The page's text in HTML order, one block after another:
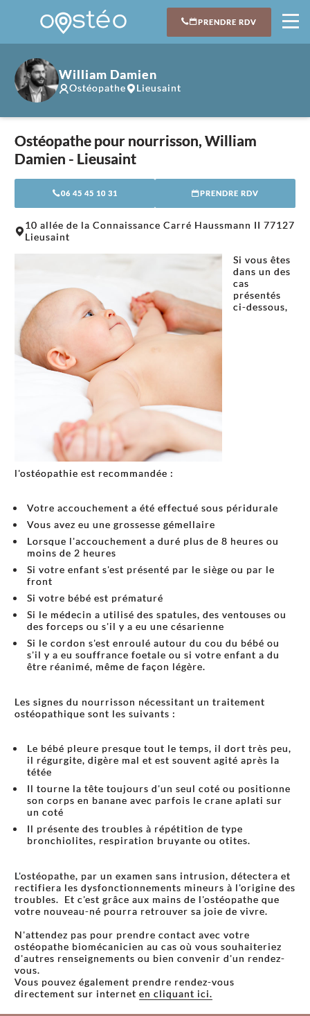
PRENDRE RDV
William Damien
Ostéopathe Lieusaint
Ostéopathe pour nourrisson, William
Damien - Lieusaint
06 45 45 10 31 PRENDRE RDV
+
10 allée de la Connaissance Carré Haussmann II 77127
Lieusaint
Si vous êtes
dans un des
cas
présentés
ci-dessous,
l'ostéopathie est recommandée :
Votre accouchement a été effectué sous péridurale
Vous avez eu une grossesse gémellaire
Lorsque l'accouchement a duré plus de 8 heures ou
moins de 2 heures
Si votre enfant s'est présenté par le siège ou par le
front
Si votre bébé est prématuré
Si le médecin a utilisé des spatules, des ventouses ou
des forceps ou s'il y a eu une césarienne
Si le cordon s'est enroulé autour du cou du bébé ou
s'il y a eu souffrance foetale ou si votre enfant a du
être réanimé, même de façon légère.
Les signes du nourrisson nécessitant un traitement
ostéopathique sont les suivants :
Le bébé pleure presque tout le temps, il dort très peu,
il régurgite, digère mal et est souvent agité après la
tétée
Il tourne la tête toujours d'un seul coté ou positionne
son corps en banane avec parfois le crane aplati sur
un coté
Il présente des troubles à répétition de type
bronchiolites, respiration bruyante ou otites.
L'ostéopathe, par un examen sans intrusion, détectera et
rectifiera les dysfonctionnements mineurs à l'origine des
troubles. Et c'est grâce aux mains de l'ostéopathe que
votre nouveau-né pourra retrouver sa joie de vivre.
N'attendez pas pour prendre contact avec votre
ostéopathe biomécanicien au cas où vous souhaiteriez
d'autres renseignements ou bien convenir d'un rendez-
vous.
Vous pouvez également prendre rendez-vous
directement sur internet en cliquant ici.